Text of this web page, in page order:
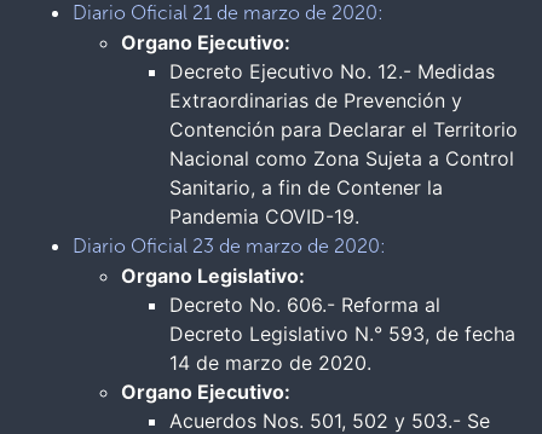
Diario Oficial 21 de marzo de 2020:
Organo Ejecutivo:
Decreto Ejecutivo No. 12.- Medidas
Extraordinarias de Prevención y
Contención para Declarar el Territorio
Nacional como Zona Sujeta a Control
Sanitario, a fin de Contener la
Pandemia COVID-19.
Diario Oficial 23 de marzo de 2020:
Organo Legislativo:
Decreto No. 606.- Reforma al
Decreto Legislativo N.° 593, de fecha
14 de marzo de 2020.
Organo Ejecutivo:
Acuerdos Nos. 501, 502 y 503.- Se